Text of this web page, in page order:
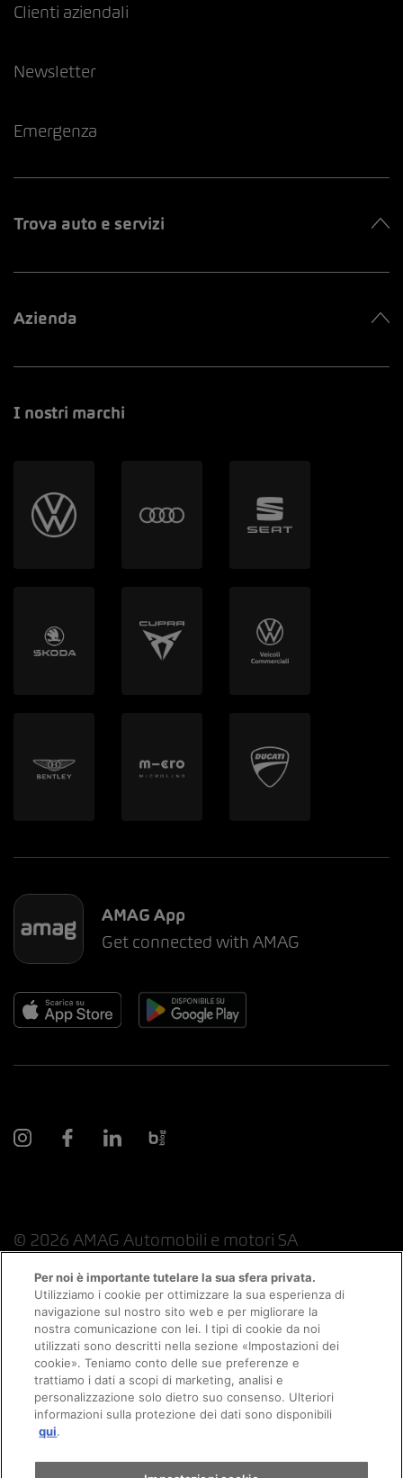
Appuntamento
Giro di prova
Clienti aziendali
Newsletter
Emergenza
Trova auto e servizi
Azienda
I nostri marchi
AMAG App
Get connected with AMAG
© 2026 AMAG Automobili e motori SA
Protezione dei dati Indicazioni giuridiche
Consulenza online informazioni legali
Politica sui cookie Colophon
Per noi è importante tutelare la sua sfera privata.
Utilizziamo i cookie per ottimizzare la sua esperienza di
navigazione sul nostro sito web e per migliorare la
nostra comunicazione con lei. I tipi di cookie da noi
utilizzati sono descritti nella sezione «Impostazioni dei
cookie». Teniamo conto delle sue preferenze e
trattiamo i dati a scopi di marketing, analisi e
personalizzazione solo dietro suo consenso. Ulteriori
informazioni sulla protezione dei dati sono disponibili
qui.